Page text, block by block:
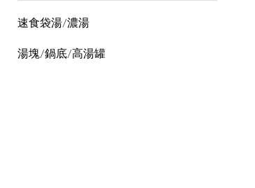
速食袋湯/濃湯
湯塊/鍋底/高湯罐